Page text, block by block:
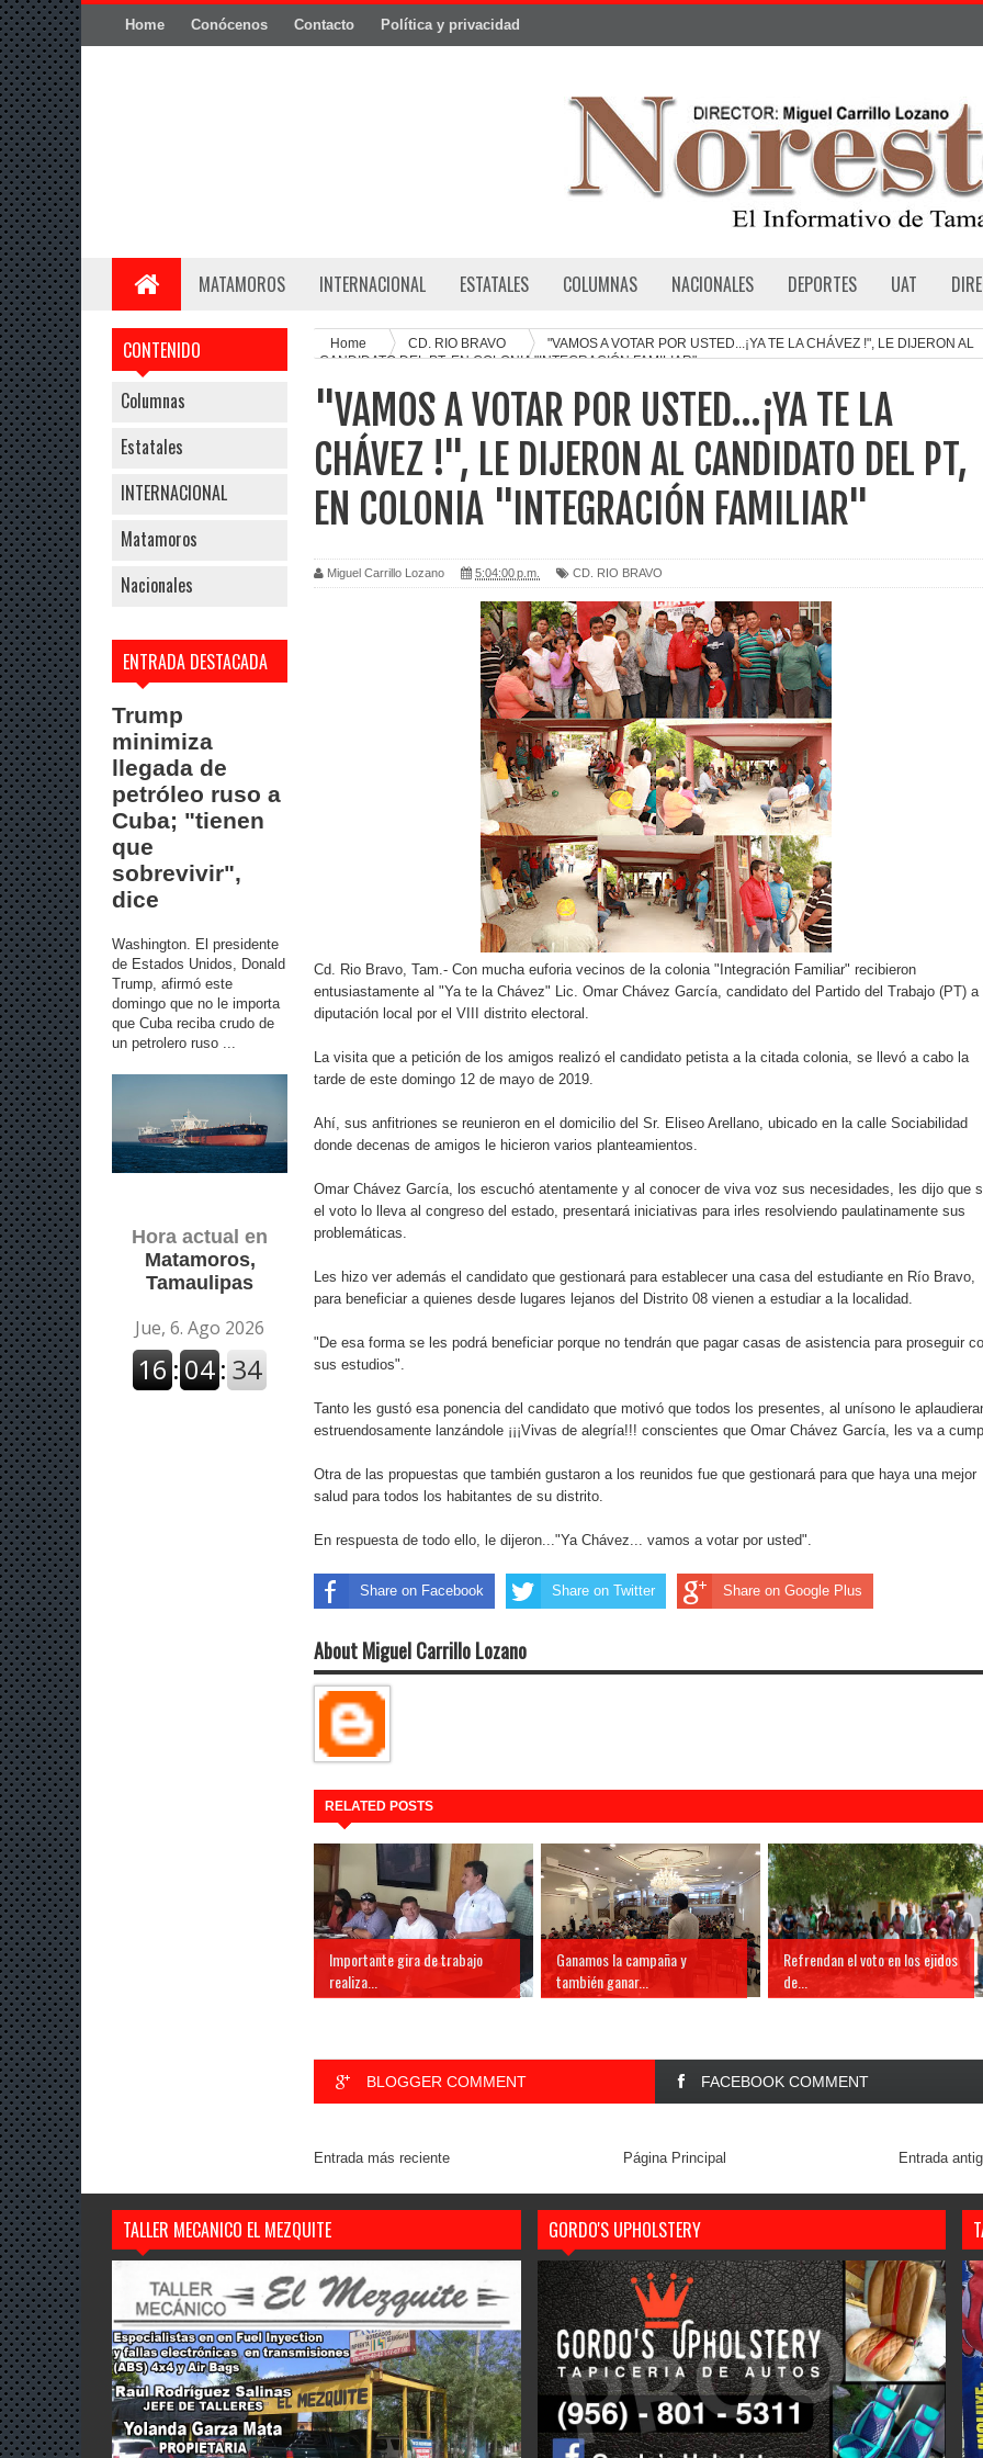
Home Conócenos Contacto Política y privacidad
MATAMOROS INTERNACIONAL ESTATALES COLUMNAS NACIONALES DEPORTES UAT
CONTENIDO
Columnas
Estatales
INTERNACIONAL
Matamoros
Nacionales
ENTRADA DESTACADA
Trump
minimiza
llegada de
petróleo ruso a
Cuba; "tienen
que
sobrevivir",
dice
Washington. El presidente
de Estados Unidos, Donald
Trump, afirmó este
domingo que no le importa
que Cuba reciba crudo de
un petrolero ruso ...
Hora actual en
Matamoros,
Tamaulipas
Home CD. RIO BRAVO
"VAMOS A VOTAR POR USTED...¡YA TE LA CHÁVEZ !", LE DIJERON AL
CANDIDATO DEL PT, EN COLONIA "INTEGRACIÓN FAMILIAR"
"VAMOS A VOTAR POR USTED...¡YA TE LA
CHÁVEZ !", LE DIJERON AL CANDIDATO DEL PT,
EN COLONIA "INTEGRACIÓN FAMILIAR"
Miguel Carrillo Lozano 5:04:00 p.m. CD. RIO BRAVO
Cd. Rio Bravo, Tam.- Con mucha euforia vecinos de la colonia "Integración Familiar" recibieron
entusiastamente al "Ya te la Chávez" Lic. Omar Chávez García, candidato del Partido del Trabajo (PT) a
diputación local por el VIII distrito electoral.
La visita que a petición de los amigos realizó el candidato petista a la citada colonia, se llevó a cabo la
tarde de este domingo 12 de mayo de 2019.
Ahí, sus anfitriones se reunieron en el domicilio del Sr. Eliseo Arellano, ubicado en la calle Sociabilidad
donde decenas de amigos le hicieron varios planteamientos.
Omar Chávez García, los escuchó atentamente y al conocer de viva voz sus necesidades, les dijo que
el voto lo lleva al congreso del estado, presentará iniciativas para irles resolviendo paulatinamente sus
problemáticas.
Les hizo ver además el candidato que gestionará para establecer una casa del estudiante en Río Bravo,
para beneficiar a quienes desde lugares lejanos del Distrito 08 vienen a estudiar a la localidad.
"De esa forma se les podrá beneficiar porque no tendrán que pagar casas de asistencia para proseguir
sus estudios".
Tanto les gustó esa ponencia del candidato que motivó que todos los presentes, al unísono le
estruendosamente lanzándole ¡¡¡Vivas de alegría!!! conscientes que Omar Chávez García, les va a
Otra de las propuestas que también gustaron a los reunidos fue que gestionará para que haya una mejor
salud para todos los habitantes de su distrito.
En respuesta de todo ello, le dijeron..."Ya Chávez... vamos a votar por usted".
Share on Facebook Share on Twitter Share on Google Plus
About Miguel Carrillo Lozano
RELATED POSTS
Importante gira de trabajo
realiza...
Ganamos la campaña y
también ganar...
Refrendan el voto en los ejidos
de...
BLOGGER COMMENT FACEBOOK COMMENT
Entrada más reciente Entrada
Página Principal
TALLER MECANICO EL MEZQUITE GORDO'S UPHOLSTERY